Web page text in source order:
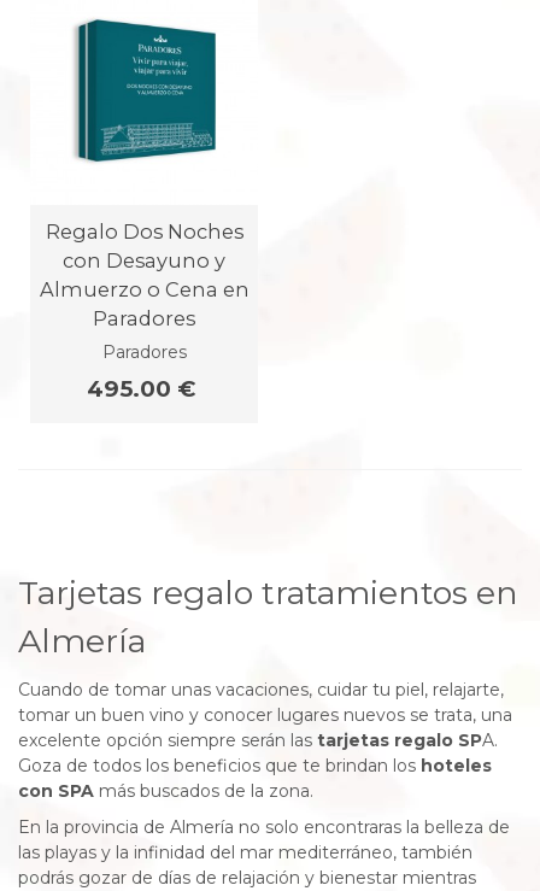
Regalo Dos Noches
con Desayuno y
Almuerzo o Cena en
Paradores
Paradores
495.00 €
Tarjetas regalo tratamientos en
Almería
Cuando de tomar unas vacaciones, cuidar tu piel, relajarte,
tomar un buen vino y conocer lugares nuevos se trata, una
excelente opción siempre serán las tarjetas regalo SPA.
Goza de todos los beneficios que te brindan los hoteles
con SPA más buscados de la zona.
En la provincia de Almería no solo encontraras la belleza de
las playas y la infinidad del mar mediterráneo, también
podrás gozar de días de relajación y bienestar mientras